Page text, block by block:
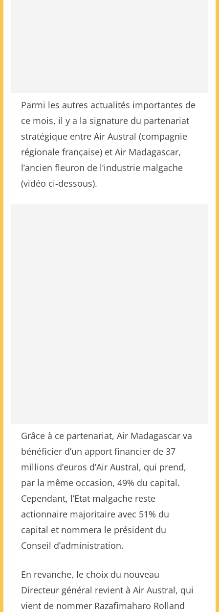
Parmi les autres actualités importantes de
ce mois, il y a la signature du partenariat
stratégique entre Air Austral (compagnie
régionale française) et Air Madagascar,
l’ancien fleuron de l’industrie malgache
(vidéo ci-dessous).
Grâce à ce partenariat, Air Madagascar va
bénéficier d’un apport financier de 37
millions d’euros d’Air Austral, qui prend,
par la même occasion, 49% du capital.
Cependant, l’Etat malgache reste
actionnaire majoritaire avec 51% du
capital et nommera le président du
Conseil d’administration.
En revanche, le choix du nouveau
Directeur général revient à Air Austral, qui
vient de nommer Razafimaharo Rolland